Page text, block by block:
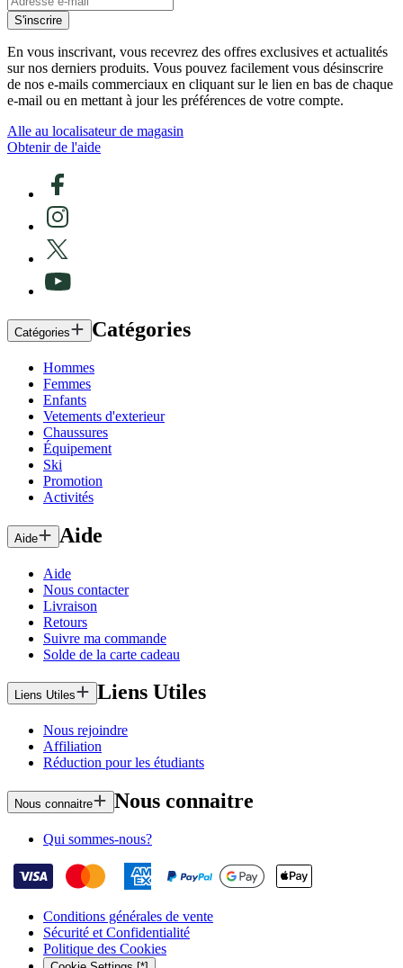
S'inscrire
En vous inscrivant, vous recevrez des offres exclusives et actualités
sur nos derniers produits. Vous pouvez facilement vous désinscrire
de nos e-mails commerciaux en cliquant sur le lien en bas de chaque
e-mail ou en mettant à jour les préférences de votre compte.
Alle au localisateur de magasin
Obtenir de l'aide
Catégories Catégories
Hommes
Femmes
Enfants
Vetements d'exterieur
Chaussures
Équipement
Ski
Promotion
Activités
Aide Aide
Aide
Nous contacter
Livraison
Retours
Suivre ma commande
Solde de la carte cadeau
Liens Utiles Liens Utiles
Nous rejoindre
Affiliation
Réduction pour les étudiants
Nous connaitre Nous connaitre
Qui sommes-nous?
Conditions générales de vente
Sécurité et Confidentialité
Politique des Cookies